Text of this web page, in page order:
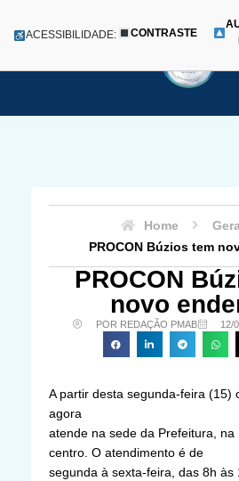
para
ACESSIBILIDADE: CONTRASTE
Home
PROCON Búzios tem
PROCON
novo
POR REDAÇÃO PMAB 12/
A partir desta segunda-feira (15)
agora
atende na sede da Prefeitura, na
centro. O atendimento é de
segunda à sexta-feira, das 8h às